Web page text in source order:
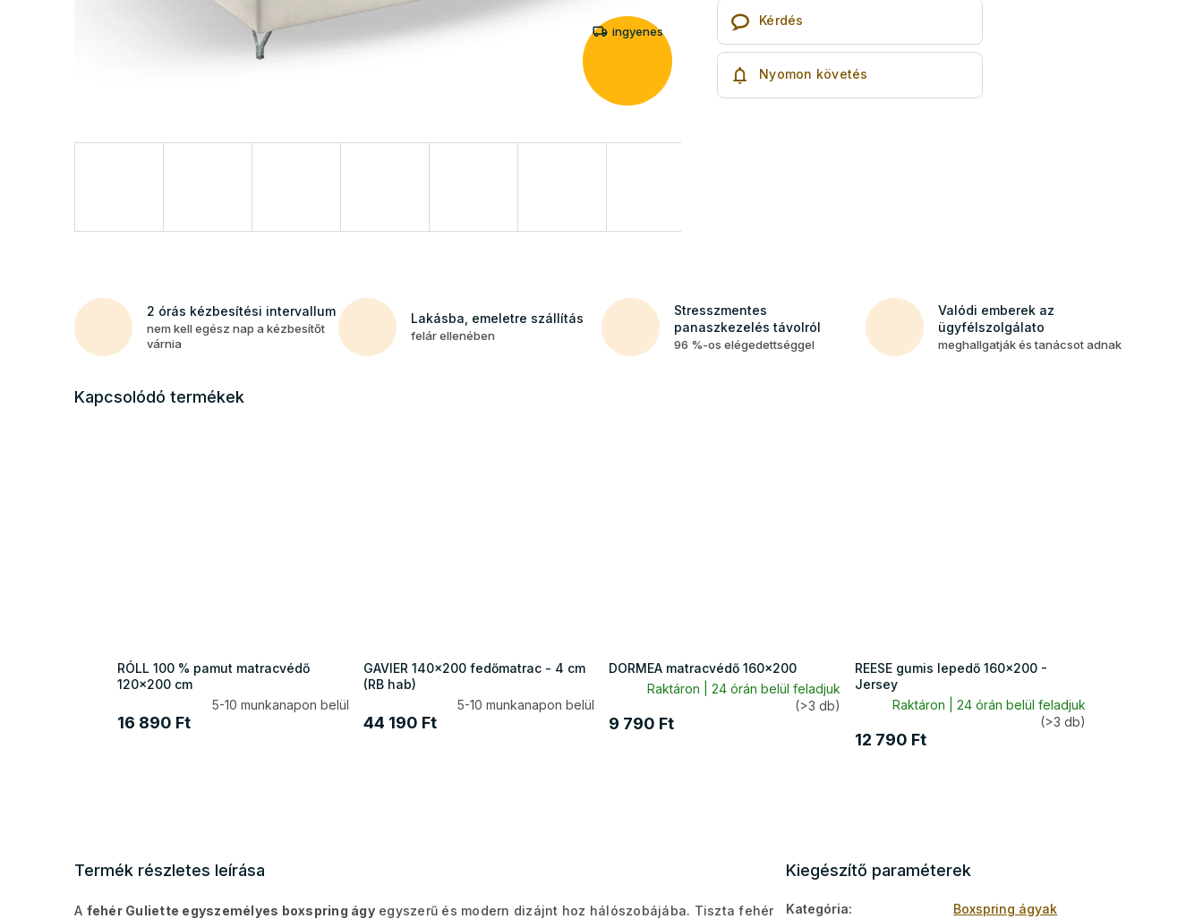
ingyenes
Kérdés
Nyomon követés
2 órás kézbesítési intervallum
nem kell egész nap a kézbesítőt
várnia
Lakásba, emeletre szállítás
felár ellenében
Stresszmentes
panaszkezelés távolról
96 %-os elégedettséggel
Valódi emberek az
ügyfélszolgálato
meghallgatják és tanácsot adnak
Kapcsolódó termékek
RÓLL 100 % pamut matracvédő
120x200 cm
5-10 munkanapon belül
16 890 Ft
GAVIER 140x200 fedőmatrac - 4 cm
(RB hab)
5-10 munkanapon belül
44 190 Ft
DORMEA matracvédő 160x200
Raktáron | 24 órán belül feladjuk
(>3 db)
9 790 Ft
REESE gumis lepedő 160x200 -
Jersey
Raktáron | 24 órán belül feladjuk
(>3 db)
12 790 Ft
Termék részletes leírása
A fehér Guliette egyszemélyes boxspring ágyegyszerű és modern dizájnt hoz hálószobájába. Tiszta fehér
Kiegészítő paraméterek
Kategória:
Boxspring ágyak